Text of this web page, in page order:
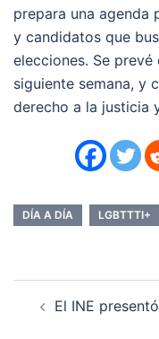
prepara una
y candidatos que
elecciones. Se
siguiente semana, y
derecho a la justicia
DÍA A DÍA LGBTTTI+
El INE